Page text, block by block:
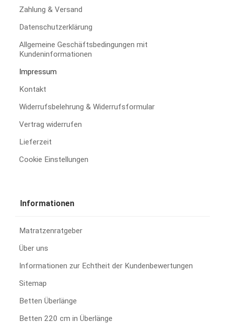
Zahlung & Versand
Datenschutzerklärung
Allgemeine Geschäftsbedingungen mit
Kundeninformationen
Impressum
Kontakt
Widerrufsbelehrung & Widerrufsformular
Vertrag widerrufen
Lieferzeit
Cookie Einstellungen
Informationen
Matratzenratgeber
Über uns
Informationen zur Echtheit der Kundenbewertungen
Sitemap
Betten Überlänge
Betten 220 cm in Überlänge